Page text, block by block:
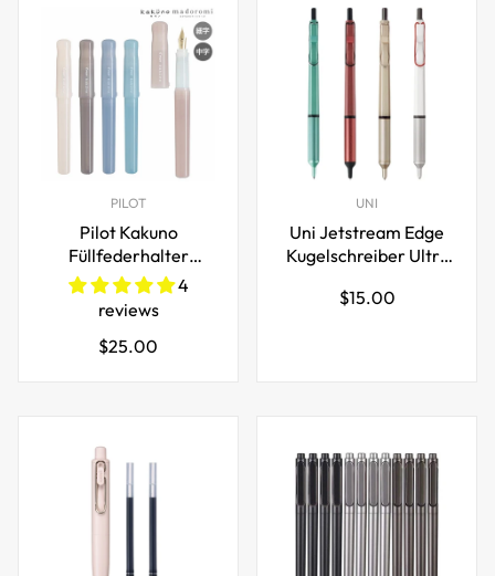
PILOT
Pilot Kakuno
Füllfederhalter
Madoromi Farbserie
4
reviews
Regulärer
$25.00
UNI
Uni Jetstream Edge
Kugelschreiber Ultra
0,28mm/0,38mm
Regulärer
$15.00